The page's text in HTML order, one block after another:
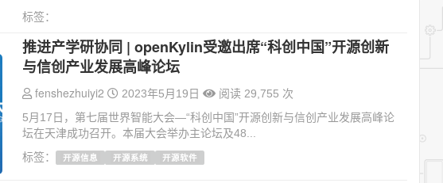
标签：
推进产学研协同 | openKylin受邀出席“科创中国”开源创新
与信创产业发展高峰论坛
fenshezhuiyi2 2023年5月19日
阅读 29,755 次
5月17日，第七届世界智能大会—“科创中国”开源创新与信创产业发展高峰论
坛在天津成功召开。本届大会举办主论坛及48...
标签：
开源信息 开源系统 开源软件